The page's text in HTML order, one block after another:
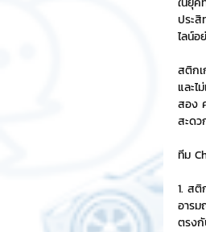
ม
ประสิ
ไลน์อ
สติกเ
และไ
สอง
สะดว
ทีม
1. สติ
อาร
ตรงกั